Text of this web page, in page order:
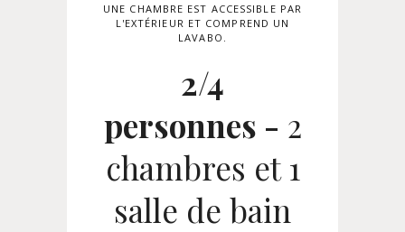
UNE CHAMBRE EST ACCESSIBLE PAR
L'EXTÉRIEUR ET COMPREND UN
LAVABO.
2/4
personnes - 2
chambres et 1
salle de bain